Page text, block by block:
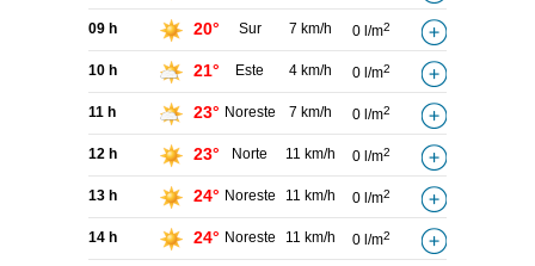
09 h 20° Sur 7 km/h 0 l/m2
10 h 21° Este 4 km/h 0 l/m2
11 h 23° Noreste 7 km/h 0 l/m2
12 h 23° Norte 11 km/h 0 l/m2
13 h 24° Noreste 11 km/h 0 l/m2
14 h 24° Noreste 11 km/h 0 l/m2